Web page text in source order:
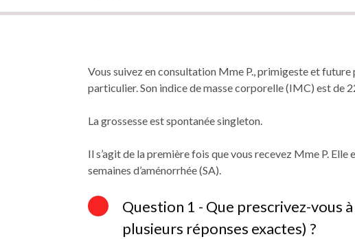
Vous suivez en consultation Mme P., primigeste et
particulier. Son indice de masse corporelle (IMC) est de
La grossesse est spontanée singleton.
Il s’agit de la première fois que vous recevez Mme P.
semaines d’aménorrhée (SA).
Question 1 - Que prescrivez-vous
plusieurs réponses exactes) ?